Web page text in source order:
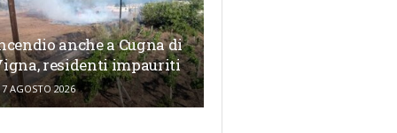
anche a Cugna di
residenti impauriti
7 AGOSTO 2026